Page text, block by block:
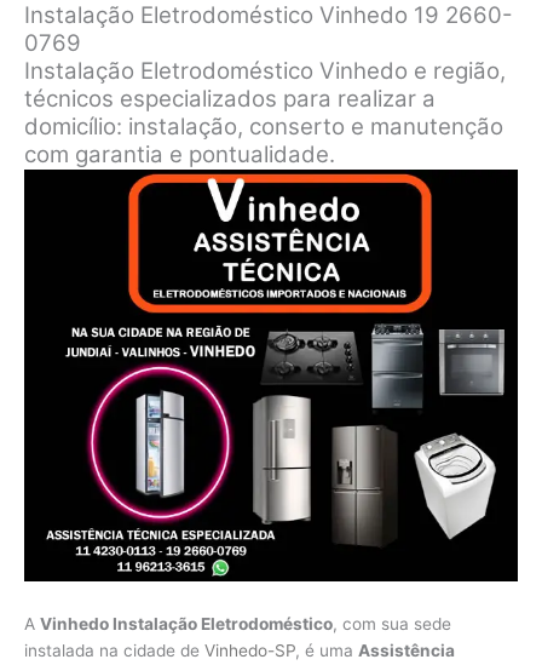
Instalação Eletrodoméstico Vinhedo 19 2660-
0769
Instalação Eletrodoméstico Vinhedo e região,
técnicos especializados para realizar a
domicílio: instalação, conserto e manutenção
com garantia e pontualidade.
A Vinhedo Instalação Eletrodoméstico, com sua sede
instalada na cidade de Vinhedo-SP, é uma Assistência